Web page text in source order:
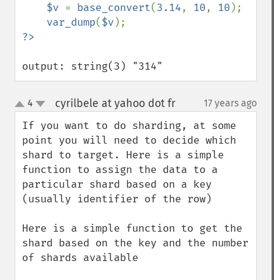
    $v
= base_convert(3.14, 10, 10 );
var_dump($v
output: string(3) "314"
up
down
4 cyrilbele at yahoo dot fr¶ 17 years ago
If you want to do sharding, at some
point you will need to decide which
shard to target. Here is a simple
function to assign the data to a
particular shard based on a key
(usually identifier of the row)
Here is a simple function to get the
shard based on the key and the number
of shards available